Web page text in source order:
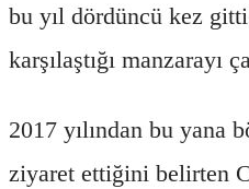
bu yıl dördüncü kez
karşılaştığı manzarayı
2017 yılından bu yana
ziyaret ettiğini belirten